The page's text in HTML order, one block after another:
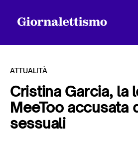
Tutti gli articoli
ATTUALITÀ
Cristina Garcia, la
MeeToo accusata
sessuali